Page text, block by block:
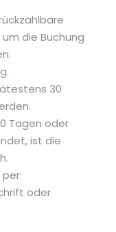
um die Buchung
30
Tagen oder
ist die
per
oder